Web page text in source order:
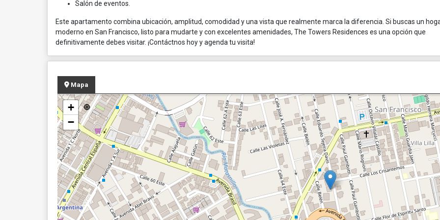
Salón de eventos.
Este apartamento combina ubicación, amplitud, comodidad y una vista que realmente marca la diferencia. Si buscas un
moderno en San Francisco, listo para mudarte y con excelentes amenidades, The Towers Residences es una opción que
definitivamente debes visitar. ¡Contáctnos hoy y agenda tu visita!
Mapa
+
−